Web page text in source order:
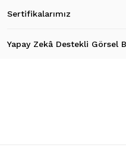
Sertifikalarımız
Yapay Zekâ Destekli Görsel